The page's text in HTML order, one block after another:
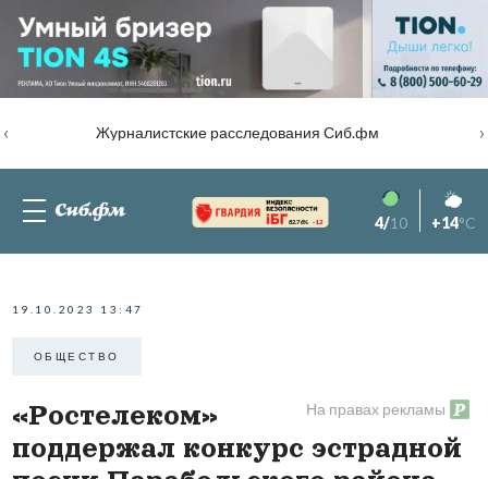
Журналистские расследования Сиб.фм
‹ ›
82.76% -1.2 4/10 +14°C
19.10.2023 13:47
ОБЩЕСТВО
На правах рекламы
«Ростелеком»
поддержал конкурс эстрадной